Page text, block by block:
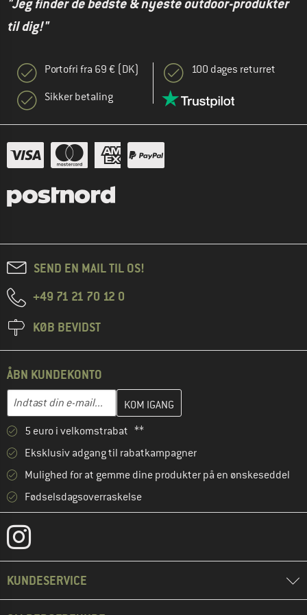
"Jeg finder de bedste & nyeste outdoor-produkter
til dig!"
Portofri fra 69 € (DK)
Sikker betaling
100 dages returret
SEND EN MAIL TIL OS!
+49 71 21 70 12 0
KØB BEVIDST
ÅBN KUNDEKONTO
Indtast din e-mail...
Indtast din e-mailadresse her, og opret i næste trin din
5 euro i velkomstrabat **
Eksklusiv adgang til rabatkampagner
Mulighed for at gemme dine produkter på en ønskeseddel
Fødselsdagsoverraskelse
KUNDESERVICE